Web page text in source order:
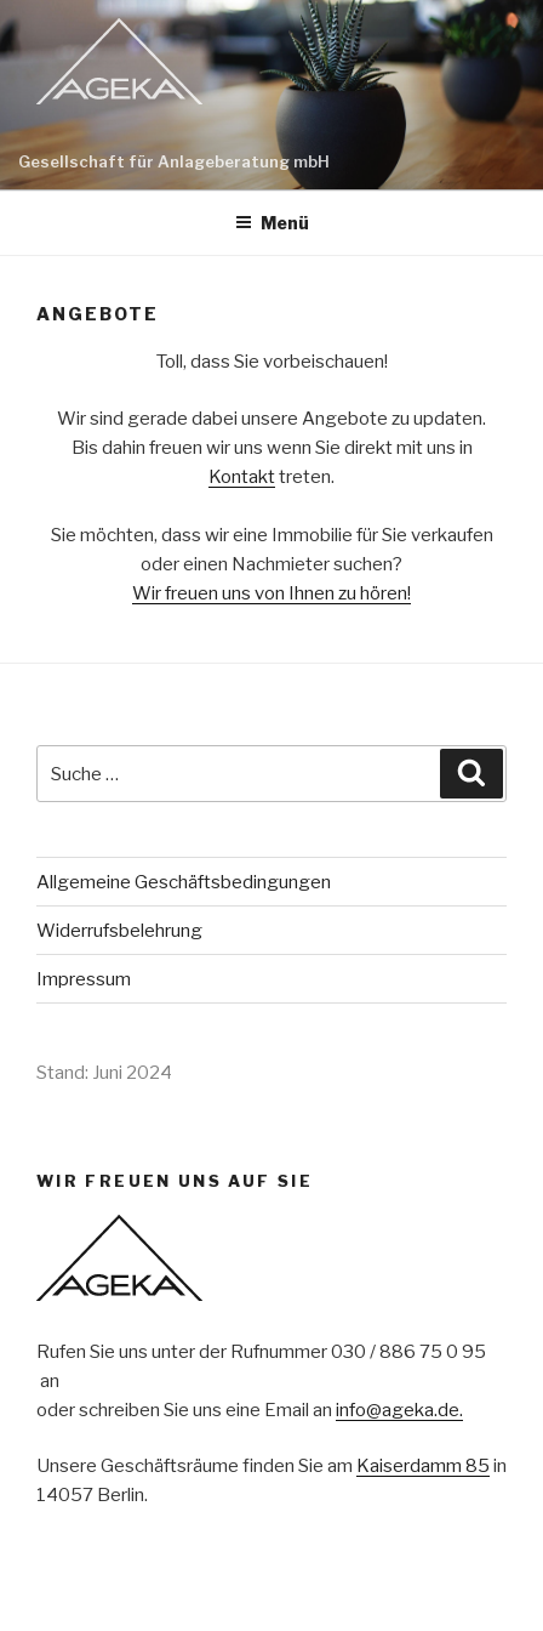
Zum
Inhalt
springen
Gesellschaft für Anlageberatung mbH
Menü
ANGEBOTE
Toll, dass Sie vorbeischauen!
Wir sind gerade dabei unsere Angebote zu updaten.
Bis dahin freuen wir uns wenn Sie direkt mit uns in
Kontakttreten.
Sie möchten, dass wir eine Immobilie für Sie verkaufen
oder einen Nachmieter suchen?
Wir freuen uns von Ihnen zu hören!
nach:
Allgemeine Geschäftsbedingungen
Widerrufsbelehrung
Impressum
Stand: Juni 2024
WIR FREUEN UNS AUF SIE
Rufen Sie uns unter der Rufnummer 030 / 886 75 0 95
an
oder schreiben Sie uns eine Email an info@ageka.de.
Unsere Geschäftsräume finden Sie am Kaiserdamm 85 in
14057 Berlin.